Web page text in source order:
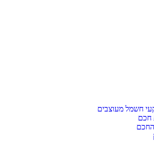
חשמל מעוצבים
חכם
החכם